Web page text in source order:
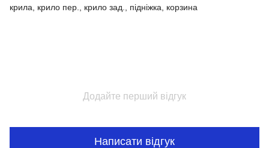
крила, крило пер., крило зад., підніжка, корзина
Додайте перший відгук
Написати відгук